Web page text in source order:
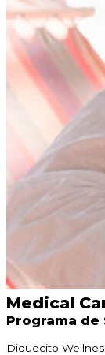
Medical
Programa de
Diquecito